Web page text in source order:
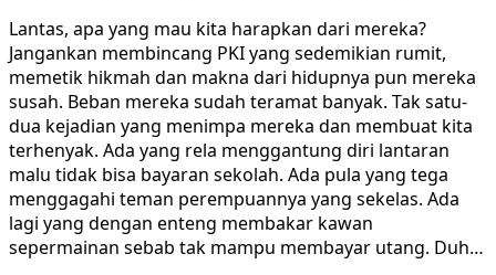
Lantas, apa yang mau kita harapkan dari mereka?
Jangankan membincang PKI yang sedemikian rumit,
memetik hikmah dan makna dari hidupnya pun mereka
susah. Beban mereka sudah teramat banyak. Tak satu-
dua kejadian yang menimpa mereka dan membuat kita
terhenyak. Ada yang rela menggantung diri lantaran
malu tidak bisa bayaran sekolah. Ada pula yang tega
menggagahi teman perempuannya yang sekelas. Ada
lagi yang dengan enteng membakar kawan
sepermainan sebab tak mampu membayar utang. Duh…